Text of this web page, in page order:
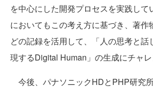
を中心にした開発プロセスを実践して
においてもこの考え方に基づき、著作
どの記録を活用して、「人の思考と話
現するDigital Human」の生成にチャレ
今後、パナソニックHDとPHP研究